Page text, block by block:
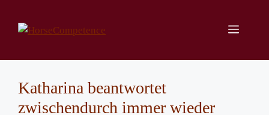
Inhalt
springen
Menü
Katharina beantwortet
zwischendurch immer wieder